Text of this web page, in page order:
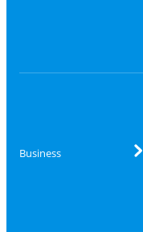
Business